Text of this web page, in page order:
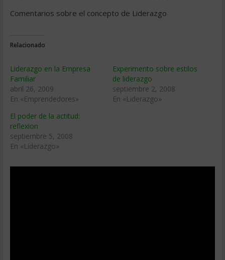
Comentarios sobre el concepto de Liderazgo
Relacionado
Liderazgo en la Empresa
Familiar
abril 26, 2009
En «Emprendedores»
Experimento sobre estilos
de liderazgo
septiembre 2, 2008
En «Liderazgo»
El poder de la actitud:
reflexion
septiembre 5, 2008
En «Liderazgo»